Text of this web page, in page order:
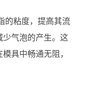
的粘度，提高其流
气泡的产生。这
具中畅通无阻，